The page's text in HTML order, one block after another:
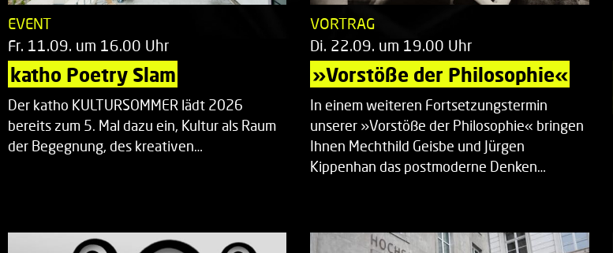
EVENT
Fr. 11.09. um 16.00 Uhr
katho Poetry Slam
Der katho KULTURSOMMER lädt 2026
bereits zum 5. Mal dazu ein, Kultur als Raum
der Begegnung, des kreativen…
VORTRAG
Di. 22.09. um 19.00 Uhr
»Vorstöße der Philosophie«
In einem weiteren Fortsetzungstermin
unserer »Vorstöße der Philosophie« bringen
Ihnen Mechthild Geisbe und Jürgen
Kippenhan das postmoderne Denken…